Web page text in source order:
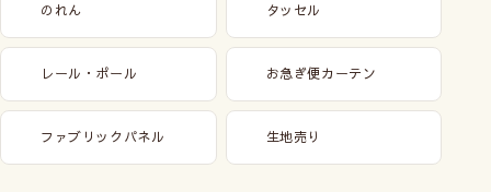
のれん タッセル
レール・ポール お急ぎ便カーテン
ファブリックパネル 生地売り